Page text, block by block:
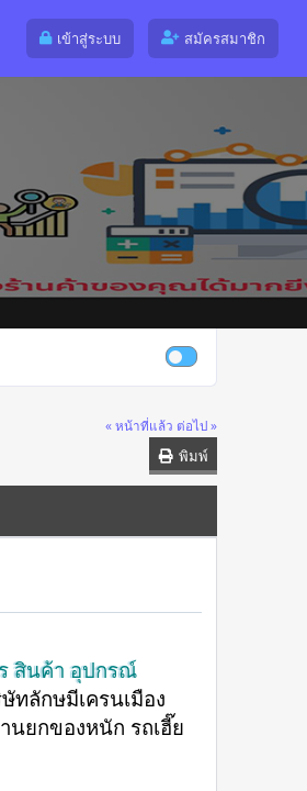
เข้าสู่ระบบ สมัครสมาชิก
« หน้าที่แล้ว ต่อไป »
พิมพ์
สินค้า อุปกรณ์
ทลักษมีเครนเมือง
นยกของหนัก รถเฮี๊ย